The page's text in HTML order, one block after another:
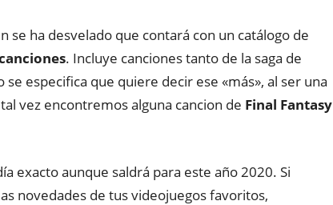
se ha desvelado que contará con un catálogo de
. Incluye canciones tanto de la saga de
se especifica que quiere decir ese «más», al ser una
vez encontremos alguna cancion de Final Fantasy
exacto aunque saldrá para este año 2020. Si
novedades de tus videojuegos favoritos,